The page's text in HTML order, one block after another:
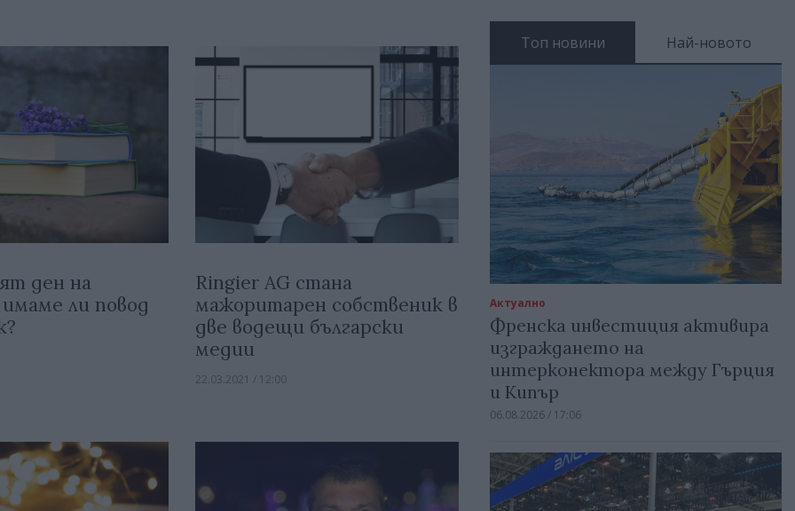
ден на
ли повод
Ringier AG стана
мажоритарен собственик в
две водещи български
медии
22.03.2021 / 12:00
Топ новини Най-новото
Актуално
Френска инвестиция активира
изграждането на
интерконектора между Гърция
и Кипър
06.08.2026 / 17:06